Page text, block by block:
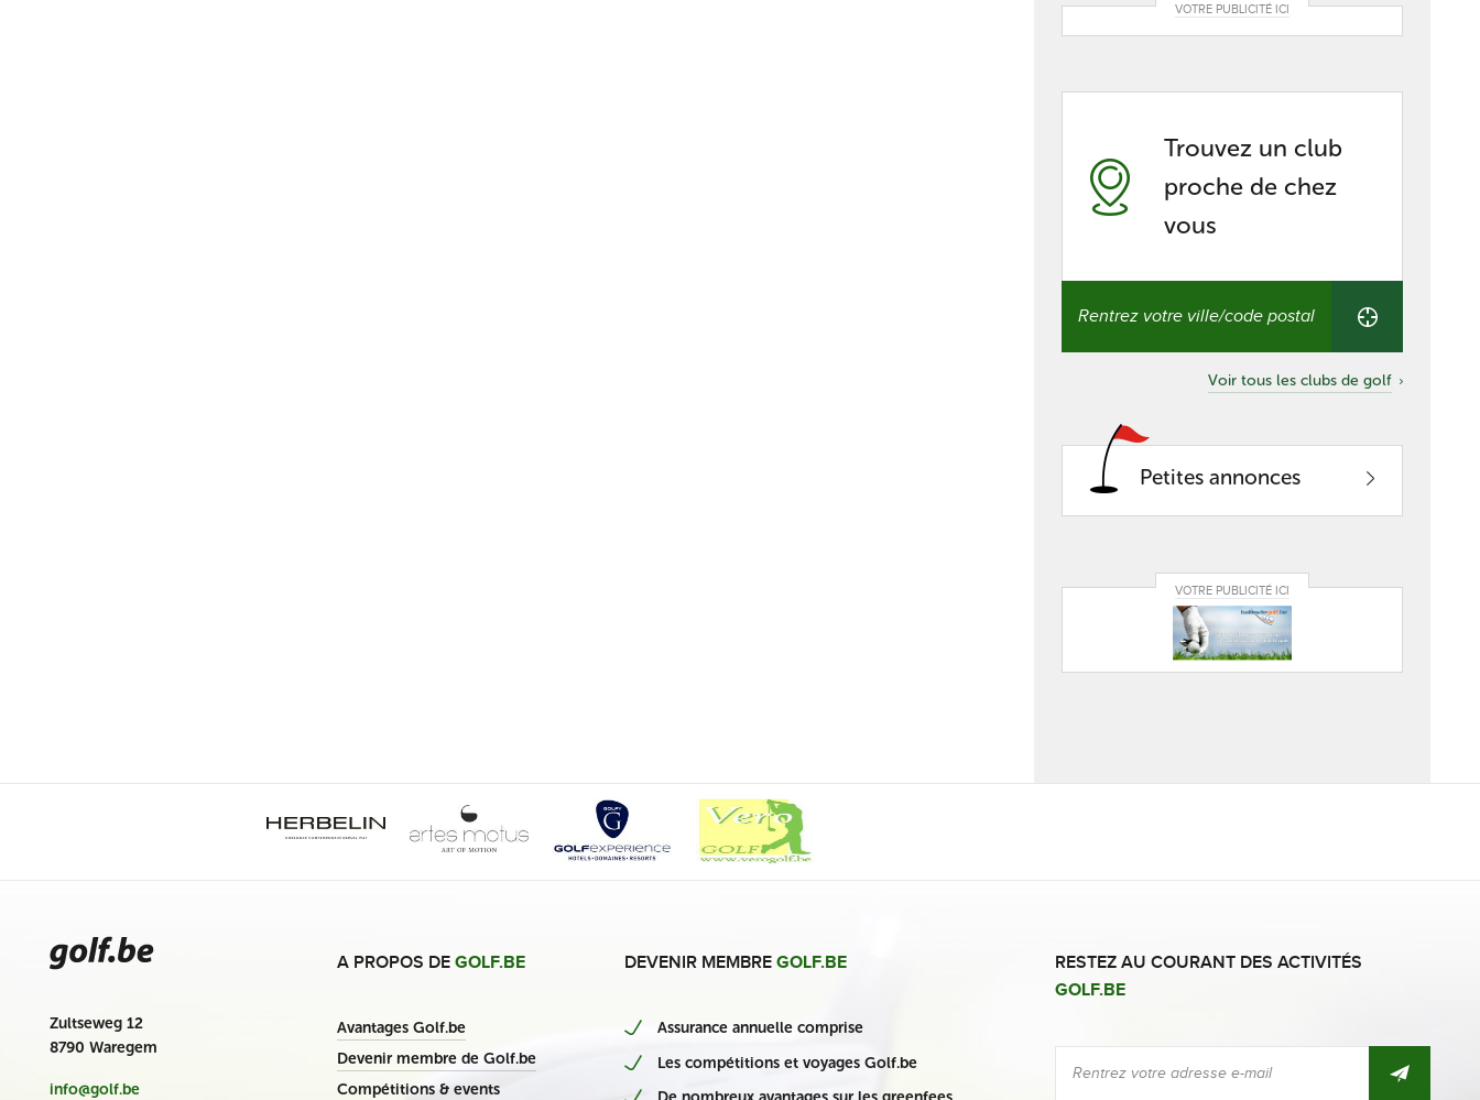
VOTRE PUBLICITÉ ICI
Trouvez un club
proche de chez
vous
club
Voir tous les clubs de golf
Petites annonces
VOTRE PUBLICITÉ ICI
Zultseweg 12
8790 Waregem
info@golf.be
A PROPOS DE GOLF.BE
Avantages Golf.be
Devenir membre de Golf.be
Compétitions & events
DEVENIR MEMBRE GOLF.BE
Assurance annuelle comprise
Les compétitions et voyages Golf.be
RESTEZ AU COURANT DES ACTIVITÉS
GOLF.BE